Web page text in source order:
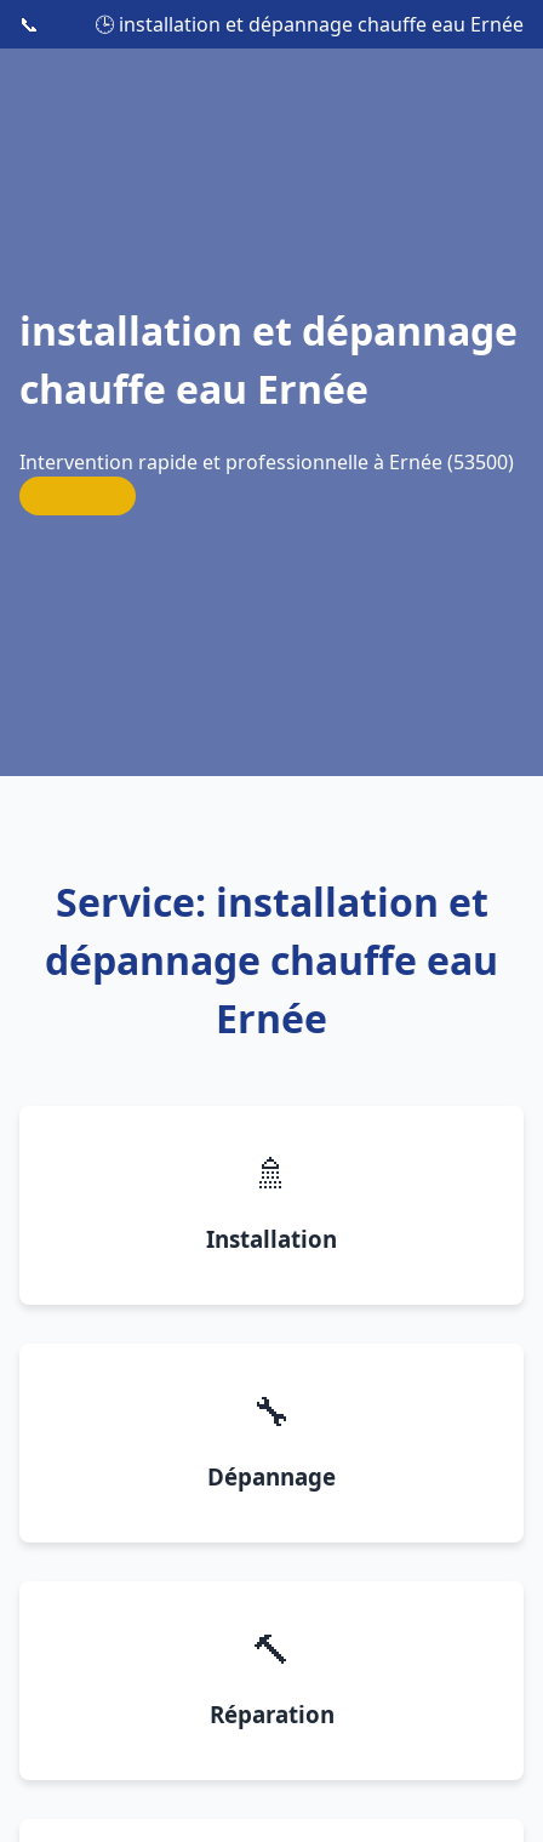
📞 🕒 installation et dépannage chauffe eau Ernée
installation et dépannage
chauffe eau Ernée
Intervention rapide et professionnelle à Ernée (53500)
Service: installation et
dépannage chauffe eau
Ernée
🚿
Installation
🔧
Dépannage
🔨
Réparation